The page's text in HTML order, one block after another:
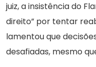
juiz, a insistência do
direito” por tentar
lamentou que
desafiadas, mesmo